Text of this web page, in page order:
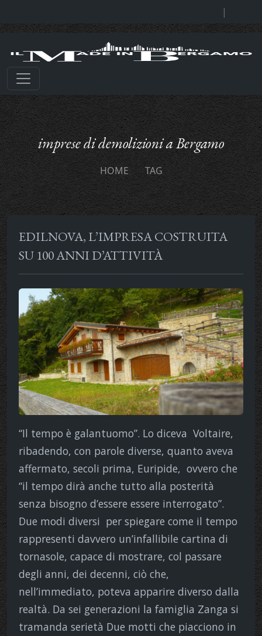
|
imprese di demolizioni a Bergamo
HOME TAG
EDILNOVA, L’IMPRESA COSTRUITA
SU 100 ANNI D’ATTIVITÀ
“Il tempo è galantuomo”. Lo diceva Voltaire,
ribadendo, con parole diverse, quanto aveva
affermato, secoli prima, Euripide, ovvero che
“il tempo dirà anche tutto alla posterità
senza bisogno d’essere essere interrogato”.
Due modi diversi per spiegare come il tempo
rappresenti davvero un’infallibile cartina di
tornasole, capace di mostrare, col passare
degli anni, dei decenni, ciò che,
nell’immediato, poteva apparire diverso dalla
realtà. Da sei generazioni la famiglia Zanga si
tramanda serietà Due motti che piacciono in